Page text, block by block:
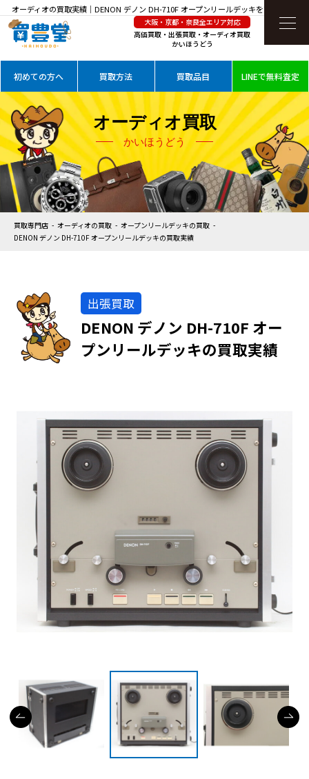
オーディオの買取実績｜DENON デノン DH-710F オープンリールデッキを高価買取
大阪・京都・奈良全エリア対応
高価買取・出張買取・オーディオ買取
かいほうどう
初めての方へ 買取方法 買取品目 LINEで無料査定
オーディオ買取
かいほうどう
買取専門店 オーディオの買取
オープンリールデッキの買取
DENON デノン DH-710F オープンリールデッキの買取実績
出張買取
DENON デノン DH-710F オー
プンリールデッキの買取実績